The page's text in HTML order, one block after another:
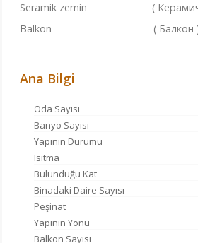
Seramik zemin (
Balkon ( Балкон
Ana Bilgi
Oda Sayısı
Banyo Sayısı
Yapının Durumu
Isıtma
Bulunduğu Kat
Binadaki Daire Sayısı
Peşinat
Yapının Yönü
Balkon Sayısı